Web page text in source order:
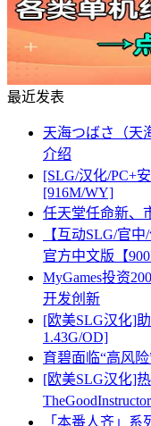
最近发表
天海つばさ（天
介绍
[SLG/汉化/PC+
[916M/WY]
任天堂任命新、
【互动SLG/官
官方中文版【
MyGames投资
开发创新
[欧美SLG汉化]
1.43G/OD]
育碧面临“高风
[欧美SLG汉化]
「本番人齐」